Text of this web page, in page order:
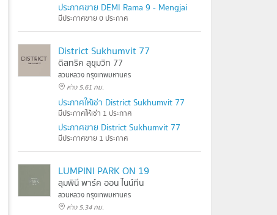
ประกาศขาย DEMI Rama 9 - Mengjai
มีประกาศขาย 0 ประกาศ
District Sukhumvit 77
ดิสทริค สุขุมวิท 77
สวนหลวง กรุงเทพมหานคร
ห่าง 5.61 กม.
ประกาศให้เช่า District Sukhumvit 77
มีประกาศให้เช่า 1 ประกาศ
ประกาศขาย District Sukhumvit 77
มีประกาศขาย 1 ประกาศ
LUMPINI PARK ON 19
ลุมพินี พาร์ค ออน ไนน์ทีน
สวนหลวง กรุงเทพมหานคร
ห่าง 5.34 กม.